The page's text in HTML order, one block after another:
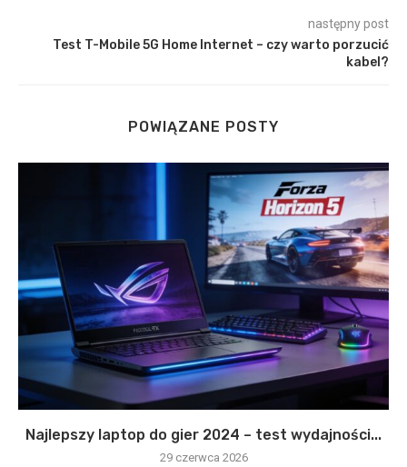
następny post
Test T-Mobile 5G Home Internet – czy warto porzucić
kabel?
POWIĄZANE POSTY
Najlepszy laptop do gier 2024 – test wydajności...
29 czerwca 2026